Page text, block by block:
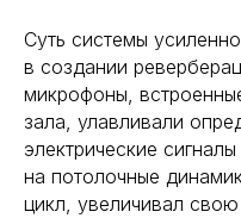
Суть системы
в создании
микрофоны,
зала, улавливали
электрические
на потолочные
цикл, увеличивал